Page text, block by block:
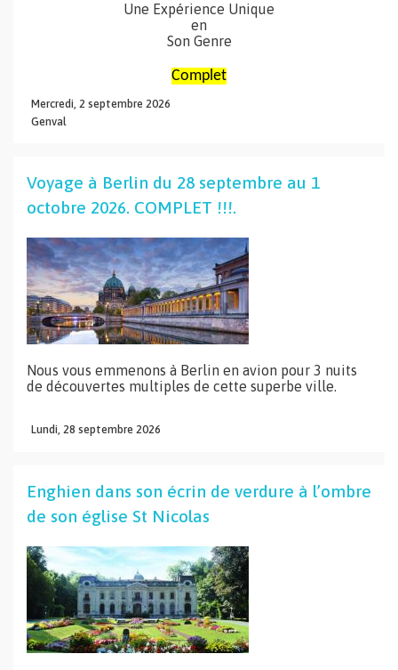
Une Expérience Unique
en
Son Genre
Complet
Mercredi, 2 septembre 2026
Genval
Voyage à Berlin du 28 septembre au 1
octobre 2026. COMPLET !!!.
Nous vous emmenons à Berlin en avion pour 3 nuits
de découvertes multiples de cette superbe ville.
Lundi, 28 septembre 2026
Enghien dans son écrin de verdure à l’ombre
de son église St Nicolas